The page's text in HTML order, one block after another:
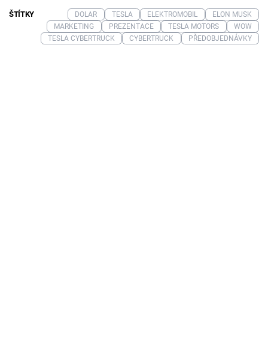
ŠTÍTKY DOLAR TESLA ELEKTROMOBIL
ELON MUSK
MARKETING
PREZENTACE TESLA MOTORS
WOW
TESLA CYBERTRUCK
CYBERTRUCK PŘEDOBJEDNÁVKY